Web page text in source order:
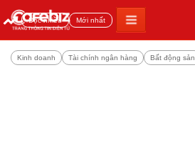
Đọc nhiều Mới nhất
Kinh doanh Tài chính ngân hàng Bất động sản